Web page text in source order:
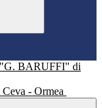
Ceva - Ormea